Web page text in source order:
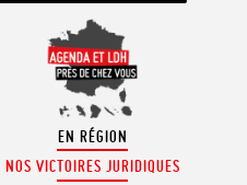
EN RÉGION
NOS VICTOIRES JURIDIQUES